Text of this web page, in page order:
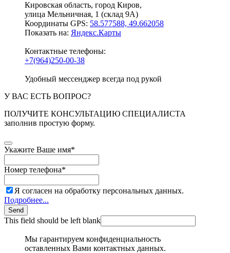
Кировская область, город Киров,
улица Мельничная, 1 (склад 9А)
Координаты GPS: 58.577588, 49.662058
Показать на: Яндекс.Карты
Контактные телефоны:
+7(964)250-00-38
Удобный мессенджер всегда под рукой
У ВАС ЕСТЬ ВОПРОС?
ПОЛУЧИТЕ КОНСУЛЬТАЦИЮ СПЕЦИАЛИСТА
заполнив простую форму.
Укажите Ваше имя*
Номер телефона*
Я согласен на обработку персональных данных.
Подробнее...
Send
This field should be left blank
Мы гарантируем конфиденциальность
оставленных Вами контактных данных.